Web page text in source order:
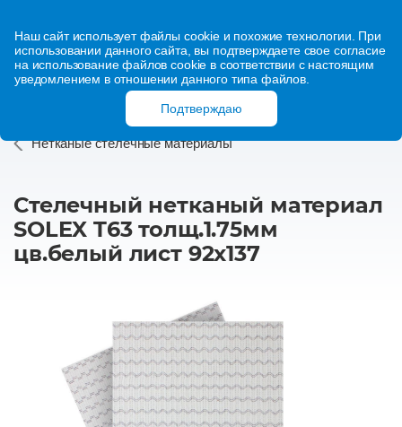
Наш сайт использует файлы cookie и похожие технологии. При
использовании данного сайта, вы подтверждаете свое согласие
на использование файлов cookie в соответствии с настоящим
уведомлением в отношении данного типа файлов.
Подтверждаю
Нетканые стелечные материалы
Стелечный нетканый материал
SOLEX T63 толщ.1.75мм
цв.белый лист 92х137